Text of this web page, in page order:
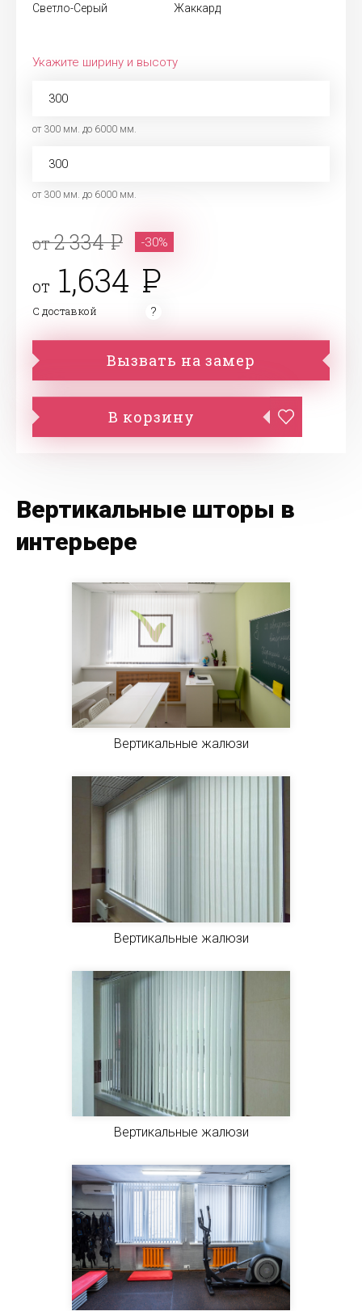
Светло-Серый
Жаккард
Укажите ширину и высоту
от 300 мм. до 6000 мм.
от 300 мм. до 6000 мм.
от2 334 -30%
от 1,634
С доставкой
Вызвать на замер
В корзину
Вертикальные шторы в
интерьере
Вертикальные жалюзи
Вертикальные жалюзи
Вертикальные жалюзи